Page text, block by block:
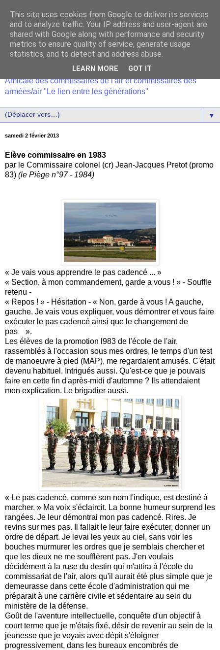
Amicale des commissaires de l'air et commissaires des
armées/air "Le lien entre les générations"
▼
samedi 2 février 2013
Elève commissaire en 1983
par le Commissaire colonel (cr) Jean-Jacques Pretot (promo
83) (le Piège n°97 - 1984)
« Je vais vous apprendre le pas cadencé ... »
« Section, à mon commandement, garde a vous ! » - Souffle
retenu -
« Repos ! » - Hésitation - « Non, garde à vous ! A gauche,
gauche. Je vais vous expliquer, vous démontrer et vous faire
exécuter le pas cadencé ainsi que le changement de
pas ».
Les élèves de la promotion l983 de l'école de l'air,
rassemblés à l'occasion sous mes ordres, le temps d'un test
de manoeuvre à pied (MAP), me regardaient amusés. C'était
devenu habituel. Intrigués aussi. Qu'est-ce que je pouvais
faire en cette fin d'après-midi d'automne ? Ils attendaient
mon explication. Le brigadier aussi.
« Le pas cadencé, comme son nom l'indique, est destiné à
marcher. » Ma voix s'éclaircit. La bonne humeur surprend les
rangées. Je leur démontrai mon pas cadencé. Rires. Je
revins sur mes pas. Il fallait le leur faire exécuter, donner un
ordre de départ. Je levai les yeux au ciel, sans voir les
bouches murmurer les ordres que je semblais chercher et
que les dieux ne me soufflèrent pas. J'en voulais
décidément à la ruse du destin qui m'attira à l'école du
commissariat de l'air, alors qu'il aurait été plus simple que je
demeurasse dans cette école d'administration qui me
préparait à une carrière civile et sédentaire au sein du
ministère de la défense.
Goût de l'aventure intellectuelle, conquête d'un objectif à
court terme que je m'étais fixé, désir de revenir au sein de la
jeunesse que je voyais avec dépit s'éloigner
progressivement, dans les bureaux encombrés de
This site uses cookies from Google to deliver its services
and to analyze traffic. Your IP address and user-agent are
shared with Google along with performance and security
metrics to ensure quality of service, generate usage
statistics, and to detect and address abuse.
LEARN MORE GOT IT